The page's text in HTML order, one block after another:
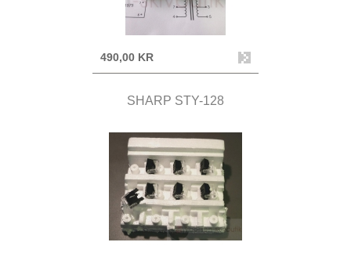
490,00 KR
SHARP STY-128